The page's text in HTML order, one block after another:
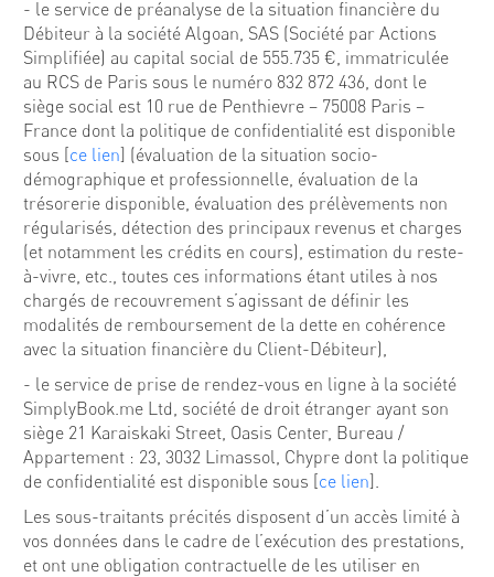
- le service de préanalyse de la situation financière du
Débiteur à la société Algoan, SAS (Société par Actions
Simplifiée) au capital social de 555.735 €, immatriculée
au RCS de Paris sous le numéro 832 872 436, dont le
siège social est 10 rue de Penthievre – 75008 Paris –
France dont la politique de confidentialité est disponible
sous [ce lien] (évaluation de la situation socio-
démographique et professionnelle, évaluation de la
trésorerie disponible, évaluation des prélèvements non
régularisés, détection des principaux revenus et charges
(et notamment les crédits en cours), estimation du reste-
à-vivre, etc., toutes ces informations étant utiles à nos
chargés de recouvrement s’agissant de définir les
modalités de remboursement de la dette en cohérence
avec la situation financière du Client-Débiteur),
- le service de prise de rendez-vous en ligne à la société
SimplyBook.me Ltd, société de droit étranger ayant son
siège 21 Karaiskaki Street, Oasis Center, Bureau /
Appartement : 23, 3032 Limassol, Chypre dont la politique
de confidentialité est disponible sous [ce lien].
Les sous-traitants précités disposent d’un accès limité à
vos données dans le cadre de l’exécution des prestations,
et ont une obligation contractuelle de les utiliser en